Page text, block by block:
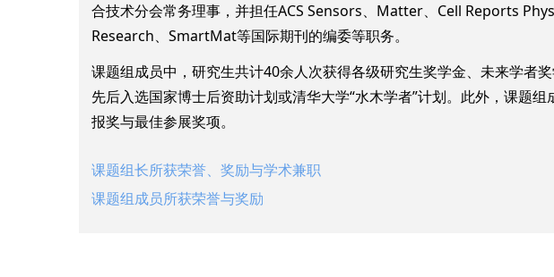
合技术分会常务理事，并担任ACS Sensors、Matter、Cell Reports
Research、SmartMat等国际期刊的编委等职务。
课题组成员中，研究生共计40余人次获得各级研究生奖学金、未来学者
先后入选国家博士后资助计划或清华大学“水木学者”计划。此外，课题
报奖与最佳参展奖项。
课题组长所获荣誉、奖励与学术兼职
课题组成员所获荣誉与奖励